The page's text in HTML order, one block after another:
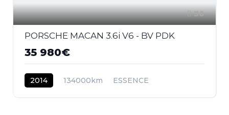
30
PORSCHE MACAN 3.6i V6 - BV PDK
35 980€
2014 134000km ESSENCE